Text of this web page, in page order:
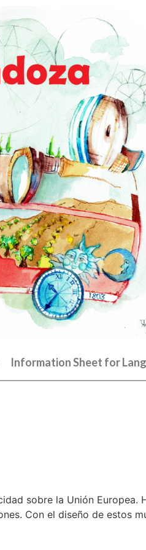
Information Sheet for
sobre la Unión Europea.
Con el diseño de estos